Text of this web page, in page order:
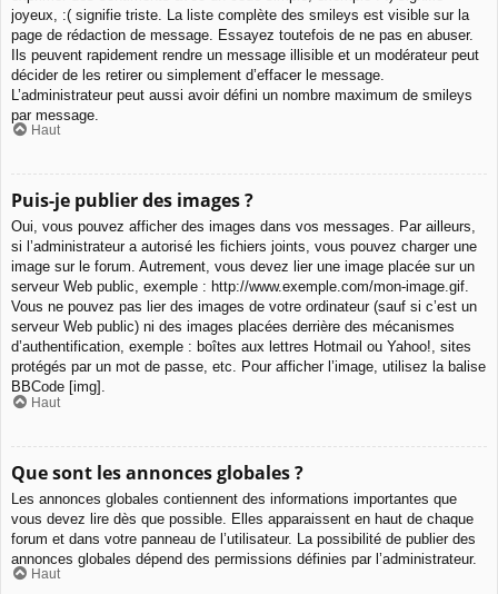
joyeux, :( signifie triste. La liste complète des smileys est visible sur la
page de rédaction de message. Essayez toutefois de ne pas en abuser.
Ils peuvent rapidement rendre un message illisible et un modérateur peut
décider de les retirer ou simplement d’effacer le message.
L’administrateur peut aussi avoir défini un nombre maximum de smileys
par message.
Haut
Puis-je publier des images ?
Oui, vous pouvez afficher des images dans vos messages. Par ailleurs,
si l’administrateur a autorisé les fichiers joints, vous pouvez charger une
image sur le forum. Autrement, vous devez lier une image placée sur un
serveur Web public, exemple : http://www.exemple.com/mon-image.gif.
Vous ne pouvez pas lier des images de votre ordinateur (sauf si c’est un
serveur Web public) ni des images placées derrière des mécanismes
d’authentification, exemple : boîtes aux lettres Hotmail ou Yahoo!, sites
protégés par un mot de passe, etc. Pour afficher l’image, utilisez la balise
BBCode [img].
Haut
Que sont les annonces globales ?
Les annonces globales contiennent des informations importantes que
vous devez lire dès que possible. Elles apparaissent en haut de chaque
forum et dans votre panneau de l’utilisateur. La possibilité de publier des
annonces globales dépend des permissions définies par l’administrateur.
Haut